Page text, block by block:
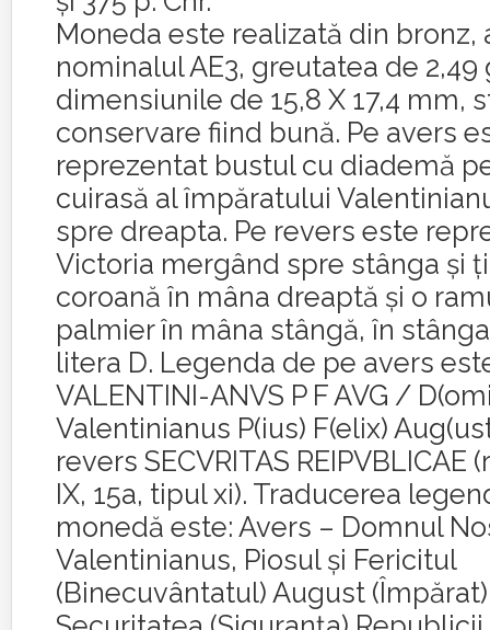
Moneda este realizată din bronz,
nominalul AE3, greutatea de 2,49
dimensiunile de 15,8 X 17,4 mm,
conservare fiind bună. Pe avers
reprezentat bustul cu diademă
cuirasă al împăratului
spre dreapta. Pe revers este
Victoria mergând spre stânga şi
coroană în mâna dreaptă şi o
palmier în mâna stângă, în
litera D. Legenda de pe avers
VALENTINI-ANVS P F AVG /
Valentinianus P(ius) F(elix)
revers SECVRITAS REIPVBLICAE
IX, 15a, tipul xi). Traducerea
monedă este: Avers – Domnul
Valentinianus, Piosul și Fericitul
(Binecuvântatul) August